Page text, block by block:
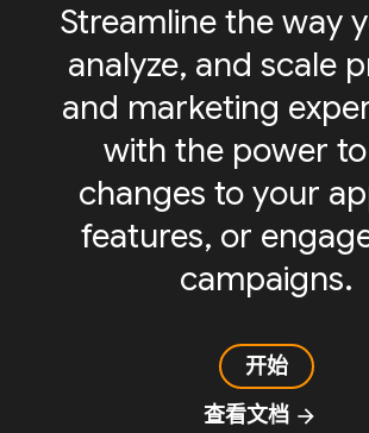
Streamline the way
analyze, and scale
and marketing
with the power
changes to your
features, or
campaigns.
开始
查看文档 arrow_forward